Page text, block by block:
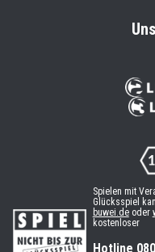
Spielen mit
Glücksspiel
buwei.deoder
kostenloser
Hotline